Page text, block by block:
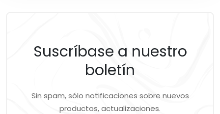
Suscríbase a nuestro
boletín
Sin spam, sólo notificaciones sobre nuevos
productos, actualizaciones.